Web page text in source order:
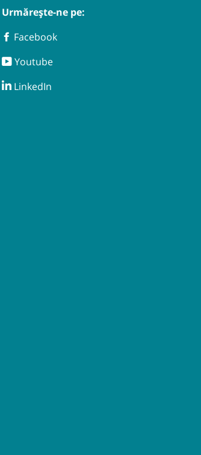
Urmărește-ne pe:
FacebookFacebook
YoutubeYoutube
LinkedInLinkedIn